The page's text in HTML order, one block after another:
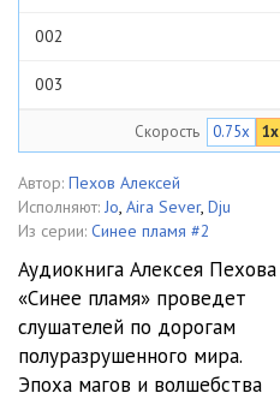
002
003
005
006
007
008
009
Скорость 0.75x 1x
Автор: Пехов Алексей
Исполняют: Jo, Aira Sever, Dju
Из серии: Синее пламя #2
Аудиокнига Алексея Пехова
«Синее пламя» проведет
слушателей по дорогам
полуразрушенного мира.
Эпоха магов и волшебства